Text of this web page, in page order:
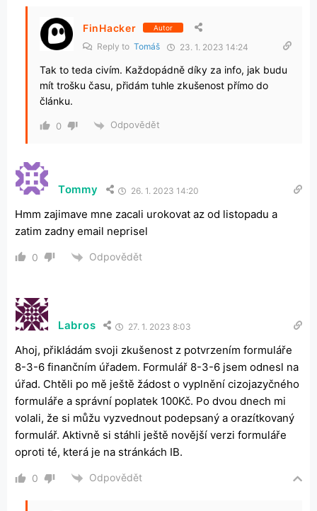
FinHacker Autor
Reply to Tomáš 23. 1. 2023 14:24
Tak to teda civím. Každopádně díky za info, jak budu
mít trošku času, přidám tuhle zkušenost přímo do
článku.
0 Odpovědět
Tommy 26. 1. 2023 14:20
Hmm zajimave mne zacali urokovat az od listopadu a
zatim zadny email neprisel
0 Odpovědět
Labros 27. 1. 2023 8:03
Ahoj, přikládám svoji zkušenost z potvrzením formuláře
8-3-6 finančním úřadem. Formulář 8-3-6 jsem odnesl na
úřad. Chtěli po mě ještě žádost o vyplnění cizojazyčného
formuláře a správní poplatek 100Kč. Po dvou dnech mi
volali, že si můžu vyzvednout podepsaný a orazítkovaný
formulář. Aktivně si stáhli ještě novější verzi formuláře
oproti té, která je na stránkách IB.
0 Odpovědět